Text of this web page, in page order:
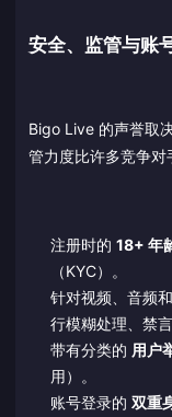
安全、监管与账
Bigo Live 的声誉取
管力度比许多竞争对
注册时的 18+ 年
（KYC）。
针对视频、音频
行模糊处理、禁
带有分类的 用户
用）。
账号登录的 双重